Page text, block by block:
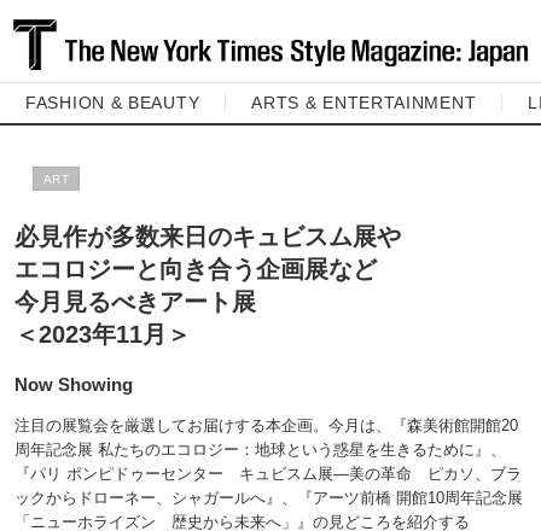
FASHION & BEAUTY ARTS & ENTERTAINMENT
ART
必見作が多数来日のキュビスム展や
エコロジーと向き合う企画展など
今月見るべきアート展
＜2023年11月＞
Now Showing
注目の展覧会を厳選してお届けする本企画。今月は、『森美術館開館20
周年記念展 私たちのエコロジー：地球という惑星を生きるために』、
『パリ ポンピドゥーセンター キュビスム展—美の革命 ピカソ、ブラ
ックからドローネー、シャガールへ』、『アーツ前橋 開館10周年記念展
「ニューホライズン 歴史から未来へ」』の見どころを紹介する